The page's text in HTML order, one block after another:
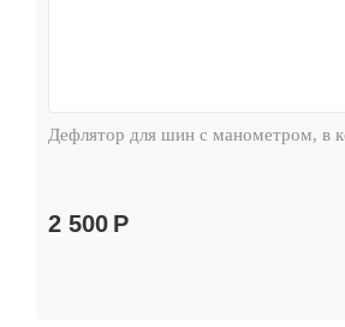
Дефлятор для шин с манометром, в
2 500 Р